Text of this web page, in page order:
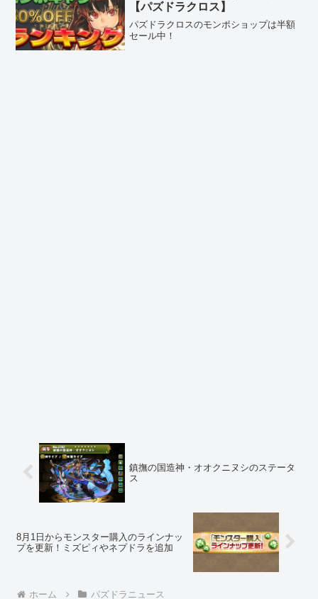
【パズドラクロス】
パズドラクロスのモンポショップは半額
セール中！
鎮撫の国造神・オオクニヌシのステータ
ス
8月1日からモンスター購入のラインナッ
プを更新！ミズピィやネプドラを追加
ホーム パズドラニュース